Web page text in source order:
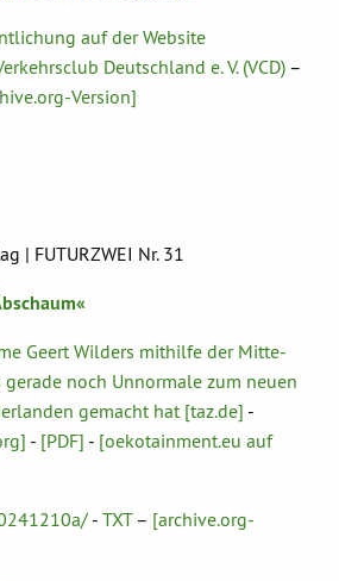
auf der Website
Deutschland e. V. (VCD) –
Version]
| FUTURZWEI Nr. 31
Geert Wilders mithilfe der Mitte-
gerade noch Unnormale zum neuen
gemacht hat [taz.de] -
- [PDF] - [oekotainment.eu auf
- TXT– [archive.org-